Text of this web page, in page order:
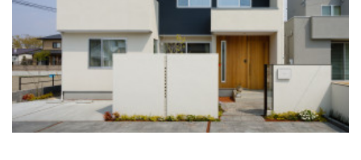
Project
私たちの取り組み
Information